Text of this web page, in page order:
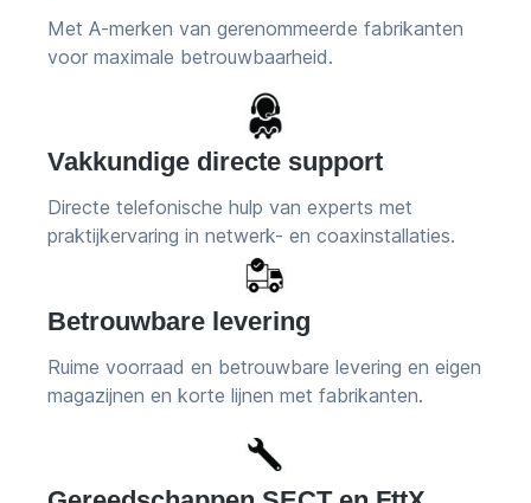
Met A-merken van gerenommeerde fabrikanten
voor maximale betrouwbaarheid.
Vakkundige directe support
Directe telefonische hulp van experts met
praktijkervaring in netwerk- en coaxinstallaties.
Betrouwbare levering
Ruime voorraad en betrouwbare levering en eigen
magazijnen en korte lijnen met fabrikanten.